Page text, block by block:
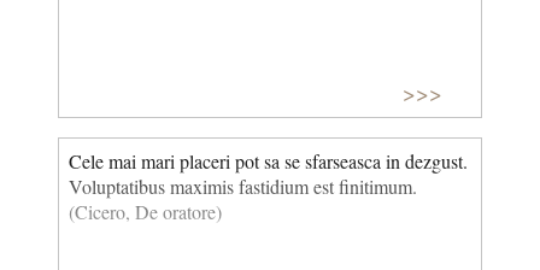
>>>
Cele mai mari placeri pot sa se sfarseasca in dezgust.
Voluptatibus maximis fastidium est finitimum.
(Cicero, De oratore)